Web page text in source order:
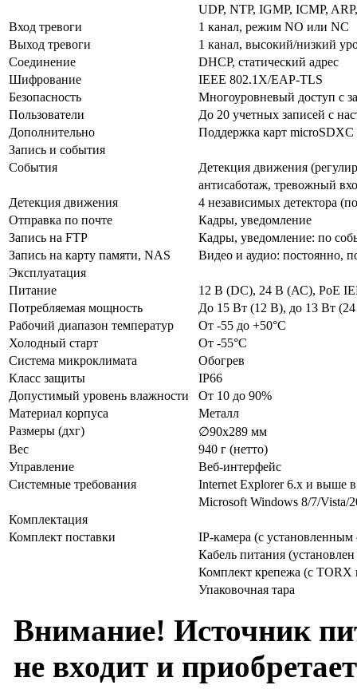
UDP, NTP, IGMP, ICMP,
Вход тревоги
1 канал, режим NO или NC
Выход тревоги
1 канал, высокий/низкий
Соединение
DHCP, статический адрес
Шифрование
IEEE 802.1X/EAP-TLS
Безопасность
Многоуровневый доступ с
Пользователи
До 20 учетных записей с
Дополнительно
Поддержка карт
Запись и события
События
Детекция движения
антисаботаж, тревожный
Детекция движения
4 независимых детектора
Отправка по почте
Кадры, уведомление
Запись на FTP
Кадры, уведомление: по
Запись на карту памяти, NAS
Видео и аудио: постоянно,
Эксплуатация
Питание
12 В (DC), 24 В (АС), PoE
Потребляемая мощность
До 15 Вт (12 В), до 13 Вт
Рабочий диапазон температур
От -55 до +50°С
Холодный старт
От -55°С
Система микроклимата
Обогрев
Класс защиты
IP66
Допустимый уровень влажности
От 10 до 90%
Материал корпуса
Металл
Размеры (дхг)
∅90x289 мм
Вес
940 г (нетто)
Управление
Веб-интерфейс
Системные требования
Internet Explorer 6.х и выше
Microsoft Windows 8/7/Vista/
Комплектация
Комплект поставки
IP-камера (с установленным
Кабель питания
Комплект крепежа (с TORX
Упаковочная тара
Внимание! Источник
не входит и